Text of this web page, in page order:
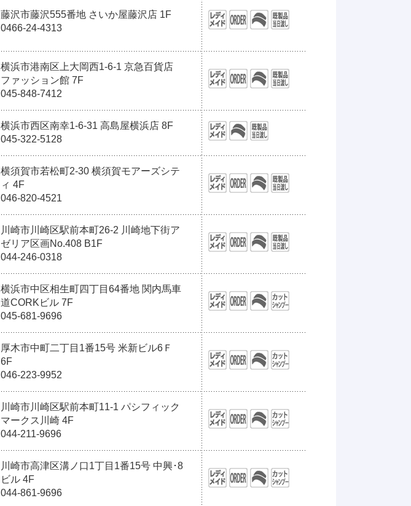
藤沢市藤沢555番地 さいか屋藤沢店 1F
0466-24-4313
横浜市港南区上大岡西1-6-1 京急百貨店
ファッション館 7F
045-848-7412
横浜市西区南幸1-6-31 高島屋横浜店 8F
045-322-5128
横須賀市若松町2-30 横須賀モアーズシテ
ィ 4F
046-820-4521
川崎市川崎区駅前本町26-2 川崎地下街ア
ゼリア区画No.408 B1F
044-246-0318
横浜市中区相生町四丁目64番地 関内馬車
道CORKビル 7F
045-681-9696
厚木市中町二丁目1番15号 米新ビル6Ｆ
6F
046-223-9952
川崎市川崎区駅前本町11-1 パシフィック
マークス川崎 4F
044-211-9696
川崎市高津区溝ノ口1丁目1番15号 中興･8
ビル 4F
044-861-9696